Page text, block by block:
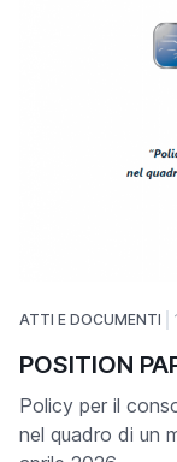
ATTI E DOCUMENTI
POSITION
Policy per il
nel quadro di un